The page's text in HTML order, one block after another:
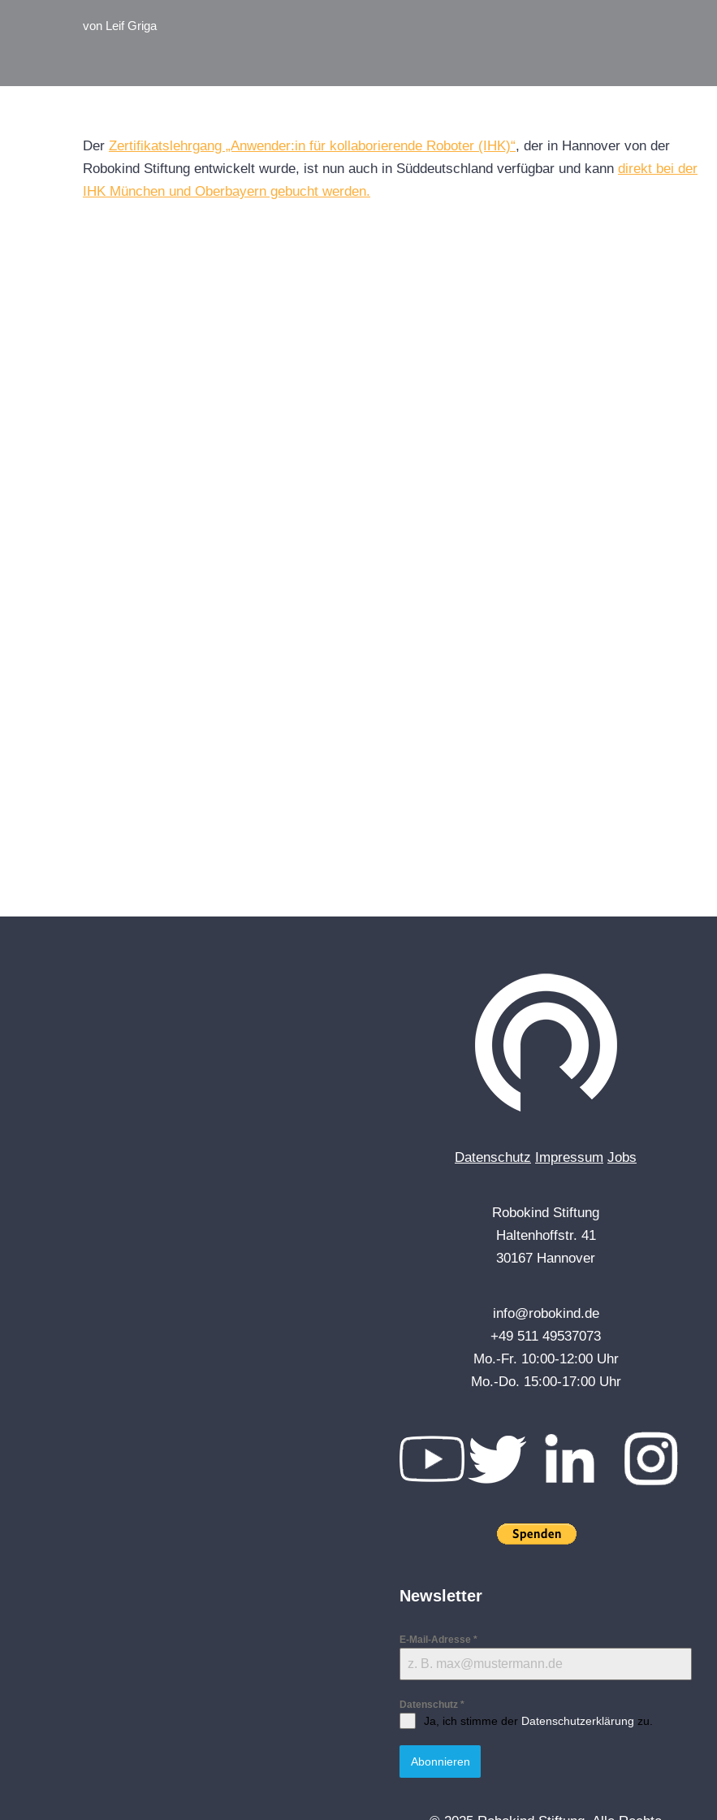
von Leif Griga
Der Zertifikatslehrgang „Anwender:in für kollaborierende Roboter (IHK)“, der in Hannover von der
Robokind Stiftung entwickelt wurde, ist nun auch in Süddeutschland verfügbar und kann direkt bei der
IHK München und Oberbayern gebucht werden.
Datenschutz Impressum Jobs
Robokind Stiftung
Haltenhoffstr. 41
30167 Hannover
info@robokind.de
+49 511 49537073
Mo.-Fr. 10:00-12:00 Uhr
Mo.-Do. 15:00-17:00 Uhr
Newsletter
E-Mail-Adresse *
Datenschutz *
Ja, ich stimme der Datenschutzerklärung zu.
Abonnieren